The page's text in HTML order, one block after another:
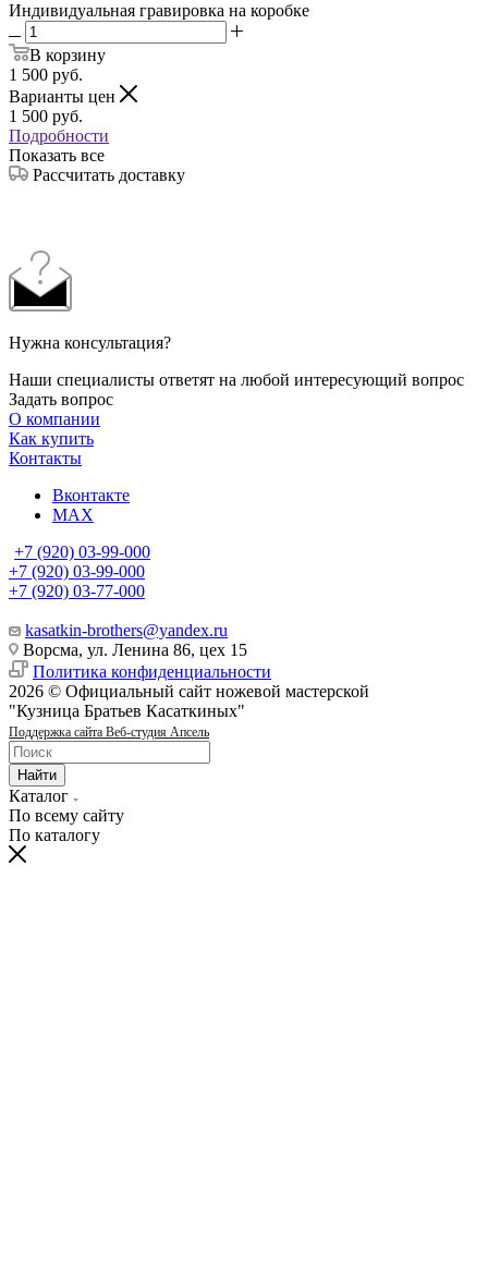
Индивидуальная гравировка на коробке
В корзину
1 500 руб.
Варианты цен
1 500 руб.
Подробности
Показать все
Рассчитать доставку
Нужна консультация?
Наши специалисты ответят на любой интересующий вопрос
Задать вопрос
О компании
Как купить
Контакты
Вконтакте
MAX
+7 (920) 03-99-000
+7 (920) 03-99-000
+7 (920) 03-77-000
kasatkin-brothers@yandex.ru
Ворсма, ул. Ленина 86, цех 15
Политика конфиденциальности
2026 © Официальный сайт ножевой мастерской
"Кузница Братьев Касаткиных"
Поддержка сайта Веб-студия Апсель
Найти
Каталог
По всему сайту
По каталогу